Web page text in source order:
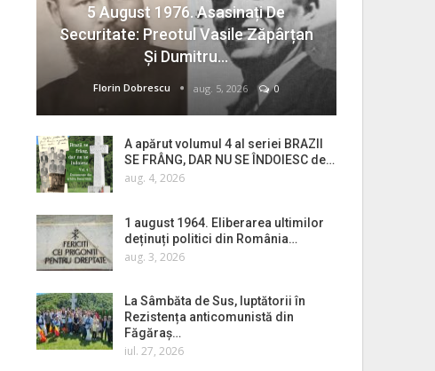
5 August 1976. Asasinați De
Securitate: Preotul Vasile Zăpârțan
Și Dumitru…
Florin Dobrescu aug. 5, 2026 0
A apărut volumul 4 al seriei BRAZII
SE FRÂNG, DAR NU SE ÎNDOIESC de…
aug. 4, 2026
1 august 1964. Eliberarea ultimilor
deținuți politici din România…
aug. 3, 2026
La Sâmbăta de Sus, luptătorii în
Rezistența anticomunistă din
Făgăraș…
iul. 27, 2026